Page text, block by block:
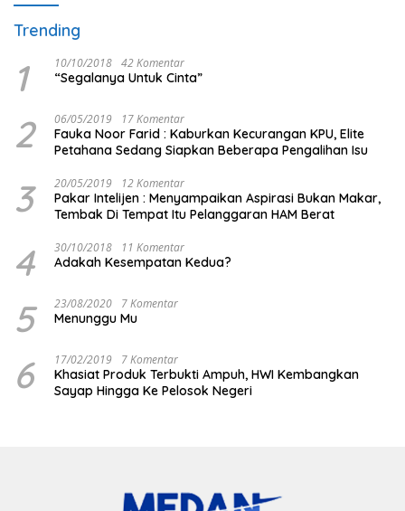
Trending
1 10/10/2018 42 Komentar
“Segalanya Untuk Cinta”
2 06/05/2019 17 Komentar
Fauka Noor Farid : Kaburkan Kecurangan KPU, Elite
Petahana Sedang Siapkan Beberapa Pengalihan Isu
3 20/05/2019 12 Komentar
Pakar Intelijen : Menyampaikan Aspirasi Bukan Makar,
Tembak Di Tempat Itu Pelanggaran HAM Berat
4 30/10/2018 11 Komentar
Adakah Kesempatan Kedua?
5 23/08/2020 7 Komentar
Menunggu Mu
6 17/02/2019 7 Komentar
Khasiat Produk Terbukti Ampuh, HWI Kembangkan
Sayap Hingga Ke Pelosok Negeri